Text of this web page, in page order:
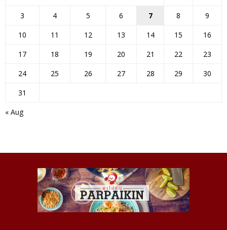
« Aug
3
4 5 6 7 8
9
10
11 12 13 14 15
16
17
18 19 20 21 22
23
24
25 26 27 28 29
30
31